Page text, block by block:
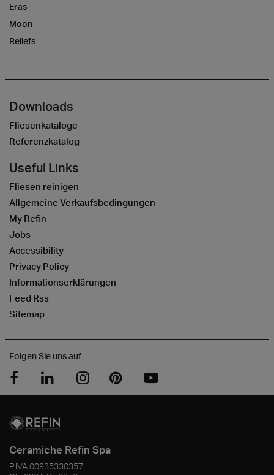
Eras
Moon
Reliefs
Downloads
Fliesenkataloge
Referenzkatalog
Useful Links
Fliesen reinigen
Allgemeine Verkaufsbedingungen
My Refin
Jobs
Accessibility
Privacy Policy
Informationserklärungen
Feed Rss
Sitemap
Folgen Sie uns auf
Ceramiche Refin Spa
P.IVA00935330357